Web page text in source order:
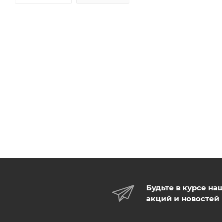
Будьте в курсе
акций и новостей